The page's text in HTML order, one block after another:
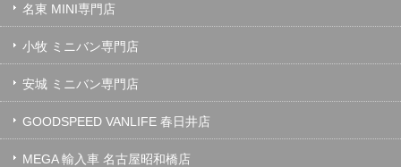
名東 MINI専門店
小牧 ミニバン専門店
安城 ミニバン専門店
GOODSPEED VANLIFE 春日井店
MEGA 輸入車 名古屋昭和橋店